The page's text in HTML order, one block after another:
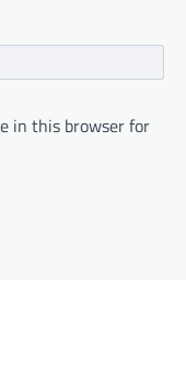
in this browser for